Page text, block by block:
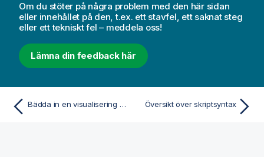
Om du stöter på några problem med den här sidan
eller innehållet på den, t.ex. ett stavfel, ett saknat steg
eller ett tekniskt fel – meddela oss!
Lämna din feedback här
Bädda in en visualisering eller ett ark på en webbsida Översikt över skriptsyntax